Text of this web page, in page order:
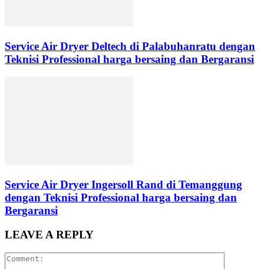
Service Air Dryer Deltech di Palabuhanratu dengan
Teknisi Professional harga bersaing dan Bergaransi
Service Air Dryer Ingersoll Rand di Temanggung
dengan Teknisi Professional harga bersaing dan
Bergaransi
LEAVE A REPLY